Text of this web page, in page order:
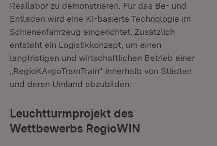
Reallabor zu demonstrieren. Für das Be- und
Entladen wird eine KI-basierte Technologie im
Schienenfahrzeug eingerichtet. Zusätzlich
entsteht ein Logistikkonzept, um einen
langfristigen und wirtschaftlichen Betrieb einer
„RegioKArgoTramTrain“ innerhalb von Städten
und deren Umland abzubilden.
Leuchtturmprojekt des
Wettbewerbs RegioWIN